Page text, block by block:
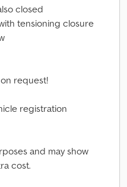
closed
tensioning closure
request!
registration
and may show
cost.